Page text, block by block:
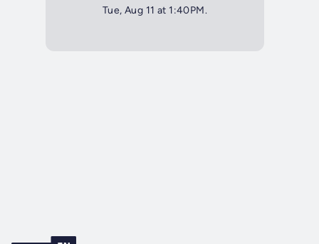
Tue, Aug 11 at 1:40PM.